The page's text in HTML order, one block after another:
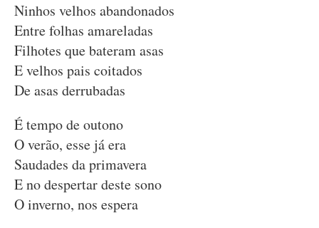
Ninhos velhos abandonados
Entre folhas amareladas
Filhotes que bateram asas
E velhos pais coitados
De asas derrubadas
É tempo de outono
O verão, esse já era
Saudades da primavera
E no despertar deste sono
O inverno, nos espera